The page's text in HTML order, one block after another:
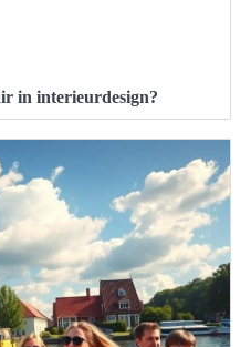
in interieurdesign?